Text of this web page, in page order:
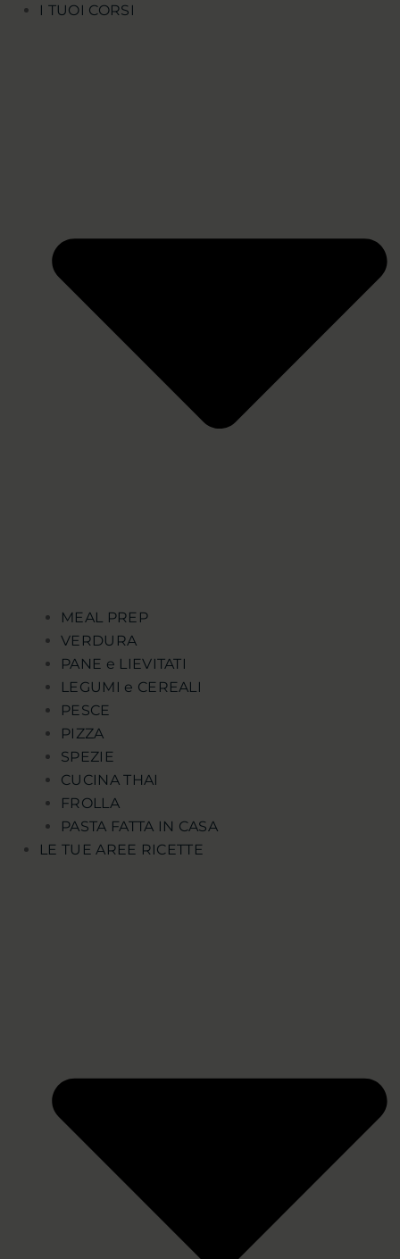
I TUOI CORSI
MEAL PREP
VERDURA
PANE e LIEVITATI
LEGUMI e CEREALI
PESCE
PIZZA
SPEZIE
CUCINA THAI
FROLLA
PASTA FATTA IN CASA
LE TUE AREE RICETTE